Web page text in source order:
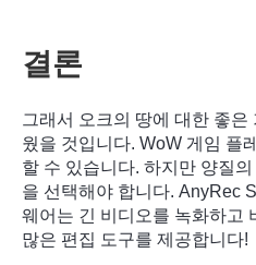
결론
그래서 오크의 땅에 대한 좋은
웠을 것입니다. WoW 게임 플
할 수 있습니다. 하지만 양질
을 선택해야 합니다. AnyRec
웨어는 긴 비디오를 녹화하고
많은 편집 도구를 제공합니다!